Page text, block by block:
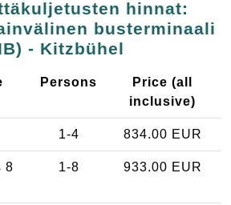
hinnat:
busterminaali
- Kitzbühel
Persons
Price (all
inclusive)
1-4 834.00 EUR
8
1-8 933.00 EUR